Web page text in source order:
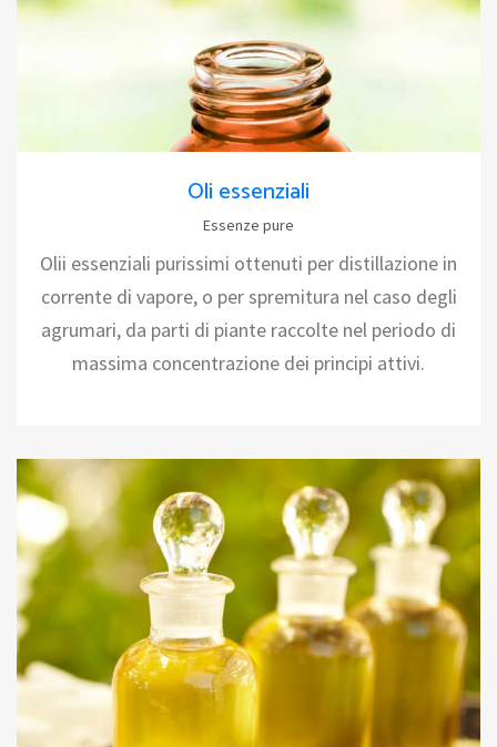
Oli essenziali
Essenze pure
Olii essenziali purissimi ottenuti per distillazione in
corrente di vapore, o per spremitura nel caso degli
agrumari, da parti di piante raccolte nel periodo di
massima concentrazione dei principi attivi.